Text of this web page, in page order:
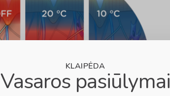
KLAIPĖDA
Vasaros pasiūlymai